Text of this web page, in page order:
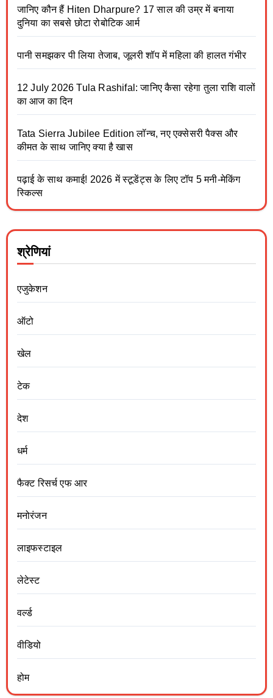
जानिए कौन हैं Hiten Dharpure? 17 साल की उम्र में बनाया
दुनिया का सबसे छोटा रोबोटिक आर्म
पानी समझकर पी लिया तेजाब, जूलरी शॉप में महिला की हालत गंभीर
12 July 2026 Tula Rashifal: जानिए कैसा रहेगा तुला राशि वालों
का आज का दिन
Tata Sierra Jubilee Edition लॉन्च, नए एक्सेसरी पैक्स और
कीमत के साथ जानिए क्या है खास
पढ़ाई के साथ कमाई! 2026 में स्टूडेंट्स के लिए टॉप 5 मनी-मेकिंग
स्किल्स
श्रेणियां
एजुकेशन
ऑटो
खेल
टेक
देश
धर्म
फैक्ट रिसर्च एफ आर
मनोरंजन
लाइफस्टाइल
लेटेस्ट
वर्ल्ड
वीडियो
होम